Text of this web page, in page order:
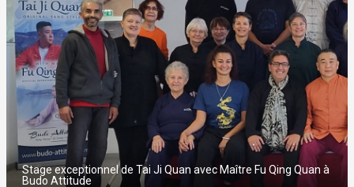
Stage exceptionnel de Tai Ji Quan avec Maître Fu Qing Quan à
Budo Attitude